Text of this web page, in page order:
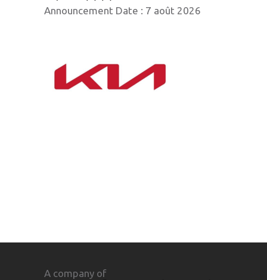
Announcement Date : 7 août 2026
A company of